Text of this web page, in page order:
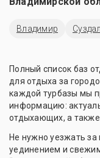
Владимир
Полный список баз
для отдыха за
каждой турбазы мы
информацию:
отдыхающих, а
Не нужно уезжать за
уединением и